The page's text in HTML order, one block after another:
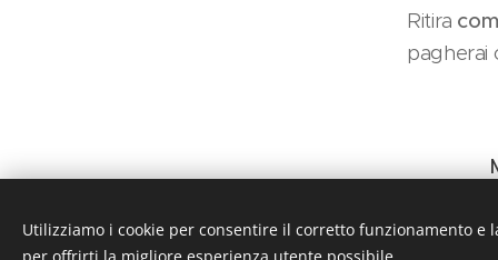
Ritira
pagherai
Utilizziamo i cookie per consentire il corretto funzionamento e